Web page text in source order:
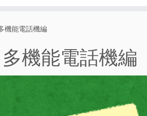
能電話機編
機能電話機編